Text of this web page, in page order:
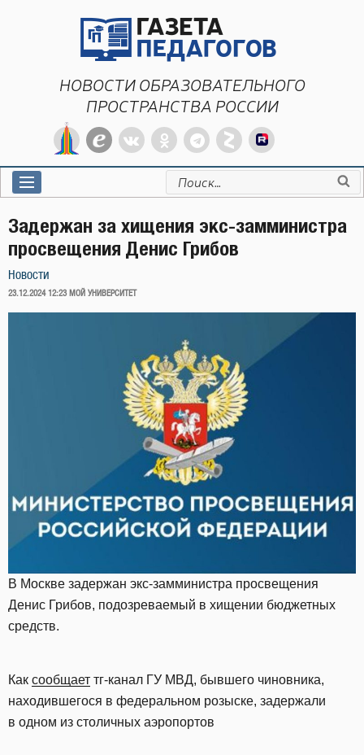
НОВОСТИ ОБРАЗОВАТЕЛЬНОГО
ПРОСТРАНСТВА РОССИИ
Искать:
Задержан за хищения экс-замминистра
просвещения Денис Грибов
Новости
ОПУБЛИКОВАНО
23.12.2024 12:23 МОЙ УНИВЕРСИТЕТ
В Москве задержан экс-замминистра просвещения
Денис Грибов, подозреваемый в хищении бюджетных
средств.
Как сообщает тг-канал ГУ МВД, бывшего чиновника,
находившегося в федеральном розыске, задержали
в одном из столичных аэропортов